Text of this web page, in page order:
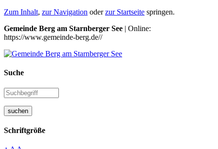
Zum Inhalt, zur Navigation oderzur Startseite springen.
Gemeinde Berg am Starnberger See | Online:
https://www.gemeinde-berg.de//
Suche
suchen
Schriftgröße